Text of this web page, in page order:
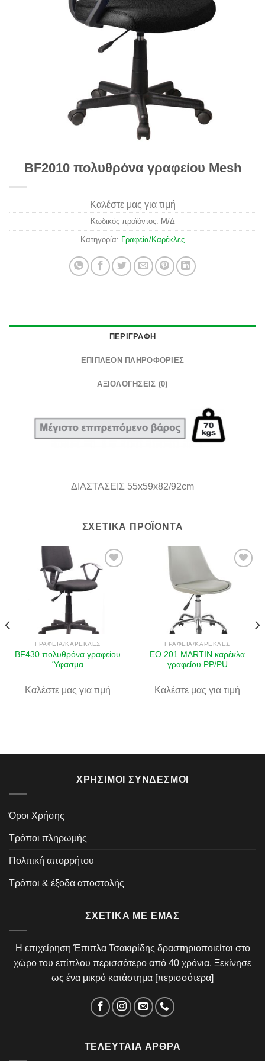
BF2010 πολυθρόνα γραφείου Mesh
Καλέστε μας για τιμή
Κωδικός προϊόντος: Μ/Δ
Κατηγορία: Γραφεία/Καρέκλες
ΠΕΡΙΓΡΑΦΉ
ΕΠΙΠΛΈΟΝ ΠΛΗΡΟΦΟΡΊΕΣ
ΑΞΙΟΛΟΓΉΣΕΙΣ (0)
ΔΙΑΣΤΑΣΕΙΣ 55x59x82/92cm
ΣΧΕΤΙΚΆ ΠΡΟΪΌΝΤΑ
ΓΡΑΦΕΊΑ/ΚΑΡΈΚΛΕΣ
BF430 πολυθρόνα γραφείου
Ύφασμα
Καλέστε μας για τιμή
ΓΡΑΦΕΊΑ/ΚΑΡΈΚΛΕΣ
EO 201 MARTIN καρέκλα
γραφείου PP/PU
Καλέστε μας για τιμή
ΧΡΉΣΙΜΟΙ ΣΎΝΔΕΣΜΟΙ
Όροι Χρήσης
Τρόποι πληρωμής
Πολιτική απορρήτου
Τρόποι & έξοδα αποστολής
ΣΧΕΤΙΚΆ ΜΕ ΕΜΆΣ
Η επιχείρηση Έπιπλα Τσακιρίδης δραστηριοποιείται στο
χώρο του επίπλου περισσότερο από 40 χρόνια. Ξεκίνησε
ως ένα μικρό κατάστημα [περισσότερα]
ΤΕΛΕΥΤΑΊΑ ΆΡΘΡΑ